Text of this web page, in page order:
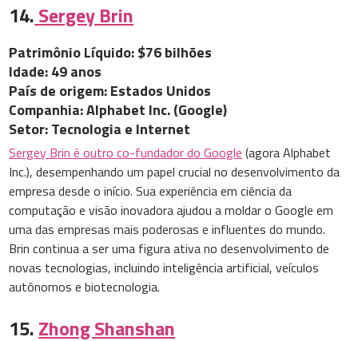
14.Sergey Brin
Patrimônio Líquido: $76 bilhões
Idade: 49 anos
País de origem: Estados Unidos
Companhia: Alphabet Inc. (Google)
Setor: Tecnologia e Internet
Sergey Brin é outro co-fundador do Google (agora Alphabet
Inc.), desempenhando um papel crucial no desenvolvimento da
empresa desde o início. Sua experiência em ciência da
computação e visão inovadora ajudou a moldar o Google em
uma das empresas mais poderosas e influentes do mundo.
Brin continua a ser uma figura ativa no desenvolvimento de
novas tecnologias, incluindo inteligência artificial, veículos
autônomos e biotecnologia.
15.Zhong Shanshan